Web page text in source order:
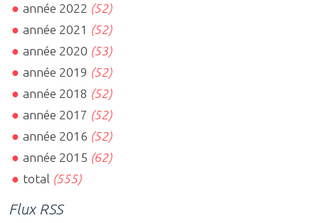
année 2022 (52)
année 2021 (52)
année 2020 (53)
année 2019 (52)
année 2018 (52)
année 2017 (52)
année 2016 (52)
année 2015 (62)
total (555)
Flux RSS